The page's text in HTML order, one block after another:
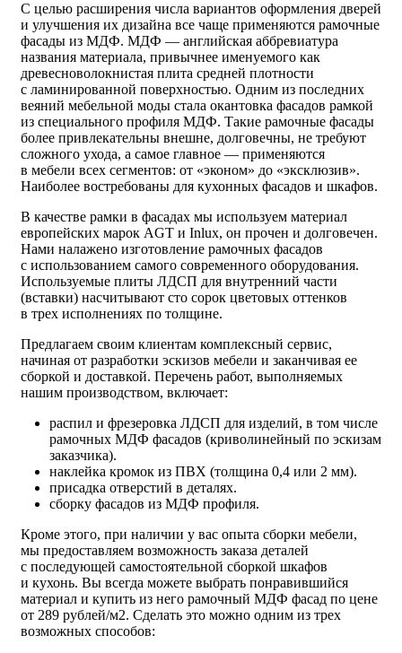
С целью расширения числа вариантов оформления дверей
и улучшения их дизайна все чаще применяются рамочные
фасады из МДФ. МДФ — английская аббревиатура
названия материала, привычнее именуемого как
древесноволокнистая плита средней плотности
с ламинированной поверхностью. Одним из последних
веяний мебельной моды стала окантовка фасадов рамкой
из специального профиля МДФ. Такие рамочные фасады
более привлекательны внешне, долговечны, не требуют
сложного ухода, а самое главное — применяются
в мебели всех сегментов: от «эконом» до «эксклюзив».
Наиболее востребованы для кухонных фасадов и шкафов.
В качестве рамки в фасадах мы используем материал
европейских марок AGT и Inlux, он прочен и долговечен.
Нами налажено изготовление рамочных фасадов
с использованием самого современного оборудования.
Используемые плиты ЛДСП для внутренний части
(вставки) насчитывают сто сорок цветовых оттенков
в трех исполнениях по толщине.
Предлагаем своим клиентам комплексный сервис,
начиная от разработки эскизов мебели и заканчивая ее
сборкой и доставкой. Перечень работ, выполняемых
нашим производством, включает:
распил и фрезеровка ЛДСП для изделий, в том числе
рамочных МДФ фасадов (криволинейный по эскизам
заказчика).
наклейка кромок из ПВХ (толщина 0,4 или 2 мм).
присадка отверстий в деталях.
сборку фасадов из МДФ профиля.
Кроме этого, при наличии у вас опыта сборки мебели,
мы предоставляем возможность заказа деталей
с последующей самостоятельной сборкой шкафов
и кухонь. Вы всегда можете выбрать понравившийся
материал и купить из него рамочный МДФ фасад по цене
от 289 рублей/м2. Сделать это можно одним из трех
возможных способов: